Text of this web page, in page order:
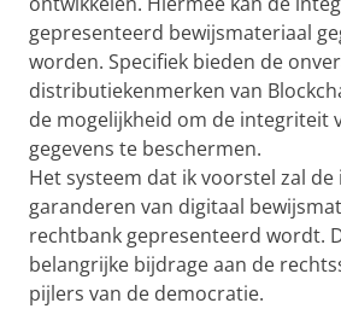
gepresenteerd bewijsmateriaal
worden. Specifiek bieden de
distributiekenmerken van
de mogelijkheid om de integriteit
gegevens te beschermen.
Het systeem dat ik voorstel zal
garanderen van digitaal
rechtbank gepresenteerd wordt.
belangrijke bijdrage aan de
pijlers van de democratie.